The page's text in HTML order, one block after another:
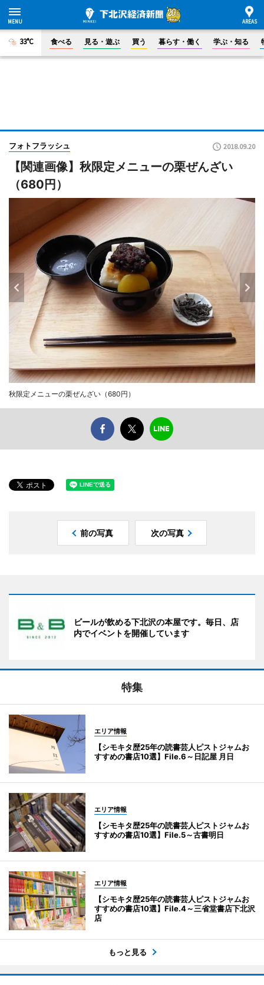
33°C 食べる 見る・遊ぶ 買う 暮らす・働く 学ぶ・知る
フォトフラッシュ 2018.09.20
【関連画像】秋限定メニューの栗ぜんざい
（680円）
秋限定メニューの栗ぜんざい（680円）
前の写真 次の写真
ビールが飲める下北沢の本屋です。毎日、店
内でイベントを開催しています
特集
エリア情報
【シモキタ歴25年の読書芸人ピストジャムお
すすめの書店10選】File.6～日記屋 月日
エリア情報
【シモキタ歴25年の読書芸人ピストジャムお
すすめの書店10選】File.5～古書明日
エリア情報
【シモキタ歴25年の読書芸人ピストジャムお
すすめの書店10選】File.4～三省堂書店下北沢
店
もっと見る